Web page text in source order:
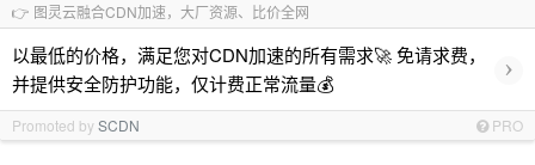
👉 图灵云融合CDN加速，大厂资源、比价全网
以最低的价格，满足您对CDN加速的所有需求🚀 免请求费，
并提供安全防护功能，仅计费正常流量💰
›
Promoted bySCDN PRO